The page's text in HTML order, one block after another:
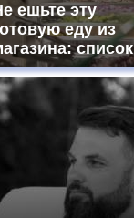
ешьте эту
еду из
список